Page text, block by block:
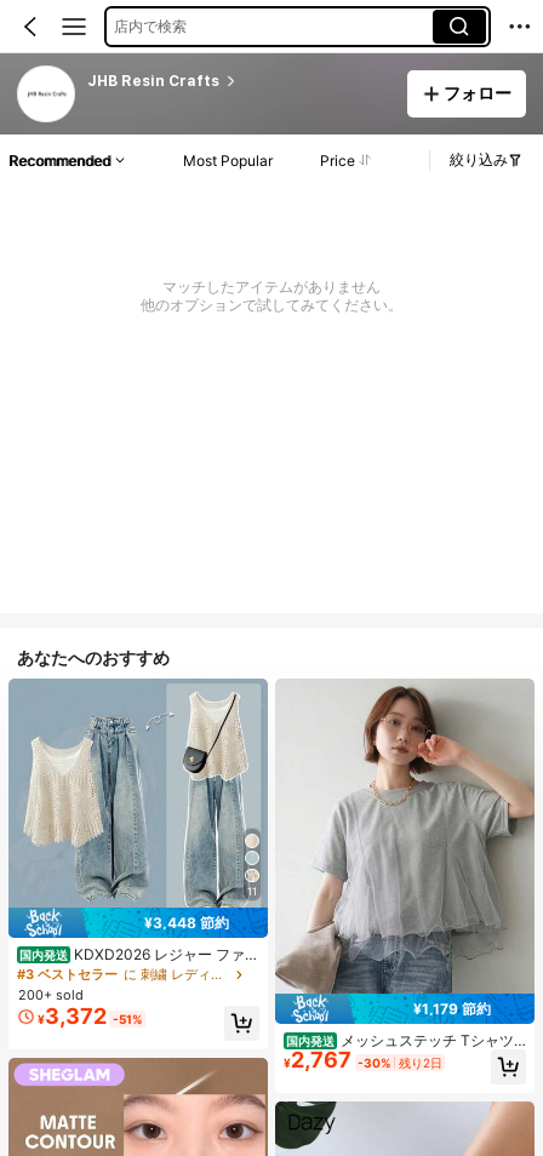
店内で検索
JHB Resin Crafts
フォロー
Recommended Most Popular Price 絞り込み
マッチしたアイテムがありません
他のオプションで試してみてください。
あなたへのおすすめ
11
¥3,448 節約
国内発送 KDXD2026 レジャー ファッ
ション ロングサイズ 夏服 女性 ワイ
ルドスタイル ボア付きトップス ワイ
ルドスタイル ロングスカート 3点セ
ット UVカット 軽量 通気性 袖付き
ヒップカバー効果 通気性抜群 サイズ
豊富
#3 ベストセラー
に 刺繍 レディースコーデ
200+ sold
¥3,372 -51%
¥1,179 節約
国内発送 メッシュステッチ Tシャツ
レディース ラウンドネック 立体デザ
イン 通勤 万能 重ね着トップス
¥2,767 -30% 残り2日